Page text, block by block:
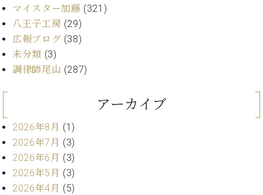
マイスター加藤 (321)
八王子工房 (29)
広報ブログ (38)
未分類 (3)
調律師尾山 (287)
アーカイブ
2026年8月 (1)
2026年7月 (3)
2026年6月 (3)
2026年5月 (3)
2026年4月 (5)